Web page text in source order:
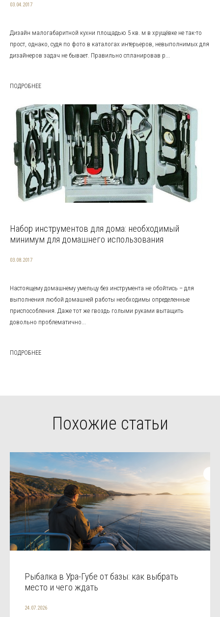
03.04.2017
Дизайн малогабаритной кухни площадью 5 кв. м в хрущёвке не так-то
прост, однако, судя по фото в каталогах интерьеров, невыполнимых для
дизайнеров задач не бывает. Правильно спланировав р...
ПОДРОБНЕЕ
Набор инструментов для дома: необходимый
минимум для домашнего использования
03.08.2017
Настоящему домашнему умельцу без инструмента не обойтись – для
выполнения любой домашней работы необходимы определенные
приспособления. Даже тот же гвоздь голыми руками вытащить
довольно проблематично...
ПОДРОБНЕЕ
Похожие статьи
Рыбалка в Ура-Губе от базы: как выбрать
место и чего ждать
24.07.2026